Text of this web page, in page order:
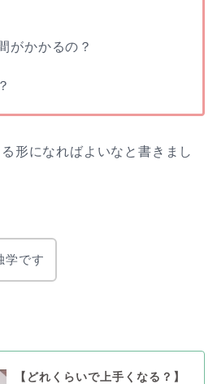
がかかるの？
形になればよいなと書きまし
学です
【どれくらいで上手くなる？】